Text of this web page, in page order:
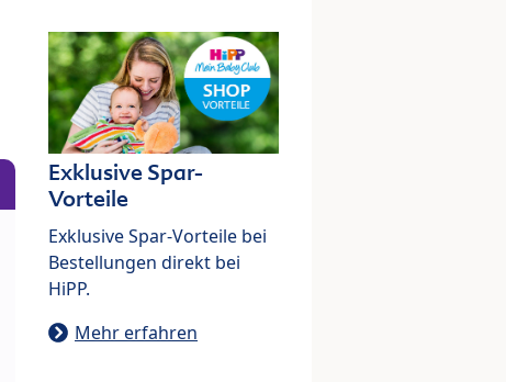
Exklusive Spar-
Vorteile
Exklusive Spar-Vorteile bei
Bestellungen direkt bei
HiPP.
Mehr erfahren